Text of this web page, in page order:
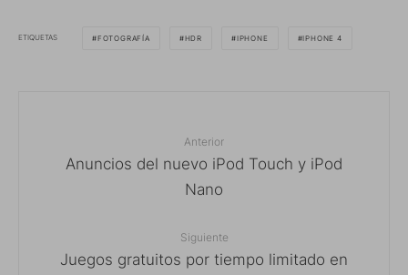
ETIQUETAS FOTOGRAFÍA HDR IPHONE IPHONE 4
Anterior
Anuncios del nuevo iPod Touch y iPod
Nano
Siguiente
Juegos gratuitos por tiempo limitado en